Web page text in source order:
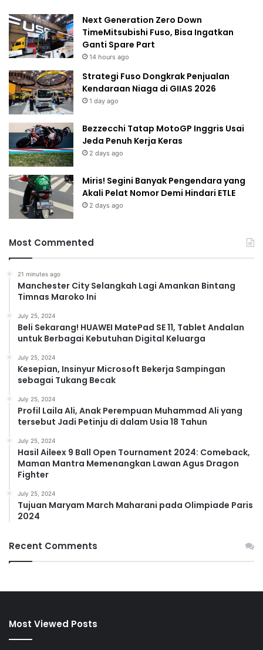
Next Generation Zero Down
TimeMitsubishi Fuso, Bisa Ingatkan
Ganti Spare Part
14 hours ago
Strategi Fuso Dongkrak Penjualan
Kendaraan Niaga di GIIAS 2026
1 day ago
Bezzecchi Tatap MotoGP Inggris Usai
Jeda Penuh Kerja Keras
2 days ago
Miris! Segini Banyak Pengendara yang
Akali Pelat Nomor Demi Hindari ETLE
2 days ago
Most Commented
21 minutes ago
Manchester City Selangkah Lagi Amankan Bintang
Timnas Maroko Ini
July 25, 2024
Beli Sekarang! HUAWEI MatePad SE 11, Tablet Andalan
untuk Berbagai Kebutuhan Digital Keluarga
July 25, 2024
Kesepian, Insinyur Microsoft Bekerja Sampingan
sebagai Tukang Becak
July 25, 2024
Profil Laila Ali, Anak Perempuan Muhammad Ali yang
tersebut Jadi Petinju di dalam Usia 18 Tahun
July 25, 2024
Hasil Aileex 9 Ball Open Tournament 2024: Comeback,
Maman Mantra Memenangkan Lawan Agus Dragon
Fighter
July 25, 2024
Tujuan Maryam March Maharani pada Olimpiade Paris
2024
Recent Comments
Most Viewed Posts